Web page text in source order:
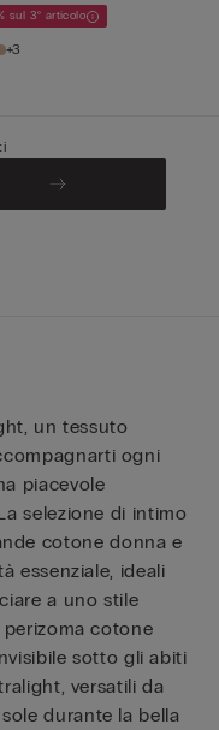
sul 3° articolo
+3
un tessuto
ogni
piacevole
selezione di intimo
cotone donna e
essenziale, ideali
a uno stile
cotone
sotto gli abiti
versatili da
durante la bella